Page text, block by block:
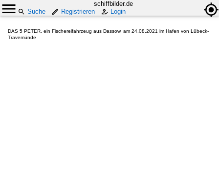
schiffbilder.de
Suche
Registrieren Login
DAS 5 PETER, ein Fischereifahrzeug aus Dassow, am 24.08.2021 im Hafen von Lübeck-
Travemünde